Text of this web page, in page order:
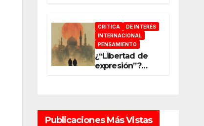
reconfiguración
del Nuevo
Orden Mundial
CRÍTICA
DE INTERÉS
INTERNACIONAL
PENSAMIENTO
¿“Libertad de
expresión”?
todo es ilusión
Publicaciones Más Vistas